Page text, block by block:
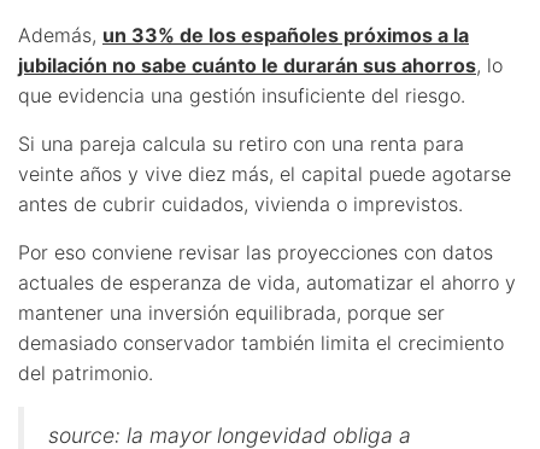
Además, un 33% de los españoles próximos a la
jubilación no sabe cuánto le durarán sus ahorros, lo
que evidencia una gestión insuficiente del riesgo.
Si una pareja calcula su retiro con una renta para
veinte años y vive diez más, el capital puede agotarse
antes de cubrir cuidados, vivienda o imprevistos.
Por eso conviene revisar las proyecciones con datos
actuales de esperanza de vida, automatizar el ahorro y
mantener una inversión equilibrada, porque ser
demasiado conservador también limita el crecimiento
del patrimonio.
source: la mayor longevidad obliga a